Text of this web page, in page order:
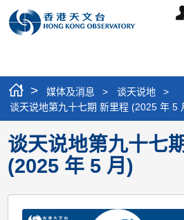
> 媒体及消息 > 谈天说地
>
谈天说地第九十七期 新里程 (2025 年 5
谈天说地第九十七
(2025 年 5 月)